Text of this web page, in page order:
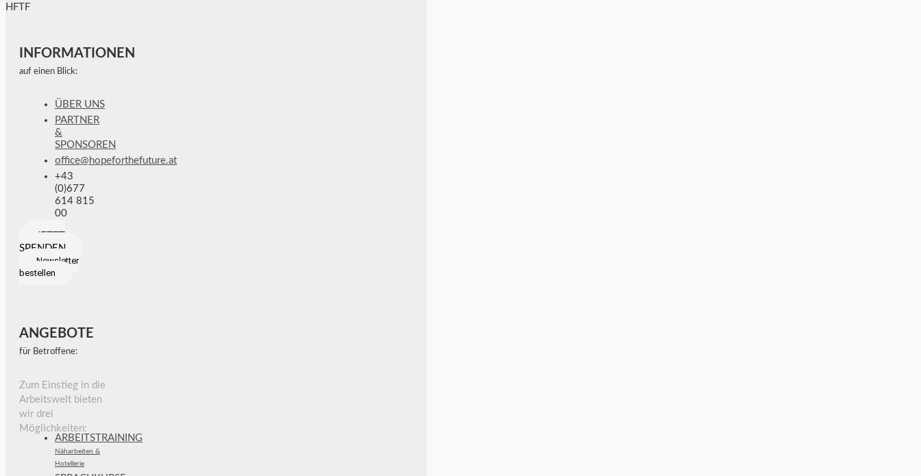
INFORMATIONEN
auf einen Blick:
ÜBER UNS
PARTNER
&
SPONSOREN
office@hopeforthefuture.at
+43
(0)677
614 815
00
SPENDEN
Newsletter
bestellen
ANGEBOTE
für Betroffene:
Zum Einstieg in die
Arbeitswelt bieten
wir drei
Möglichkeiten:
ARBEITSTRAINING
Näharbeiten &
Hotellerie